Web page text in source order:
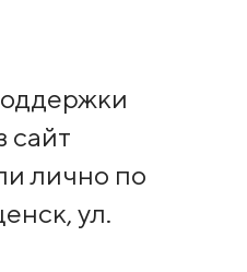
сайт
лично по
ул.